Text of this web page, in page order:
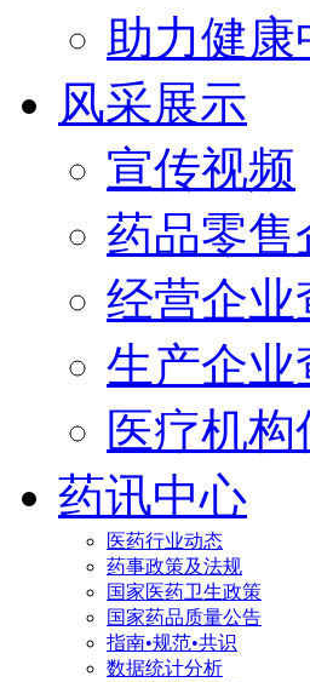
助力健康
风采展示
宣传视频
药品零售
经营企业
生产企业
医疗机
药讯中心
医药行业动态
药事政策及法规
国家医药卫生政策
国家药品质量公告
指南•规范•共识
数据统计分析